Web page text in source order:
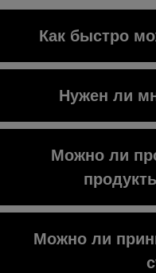
Как быстро
зависимости от
Нужен ли
Нет. Все
Можно ли
любые материалы.
Можно ли